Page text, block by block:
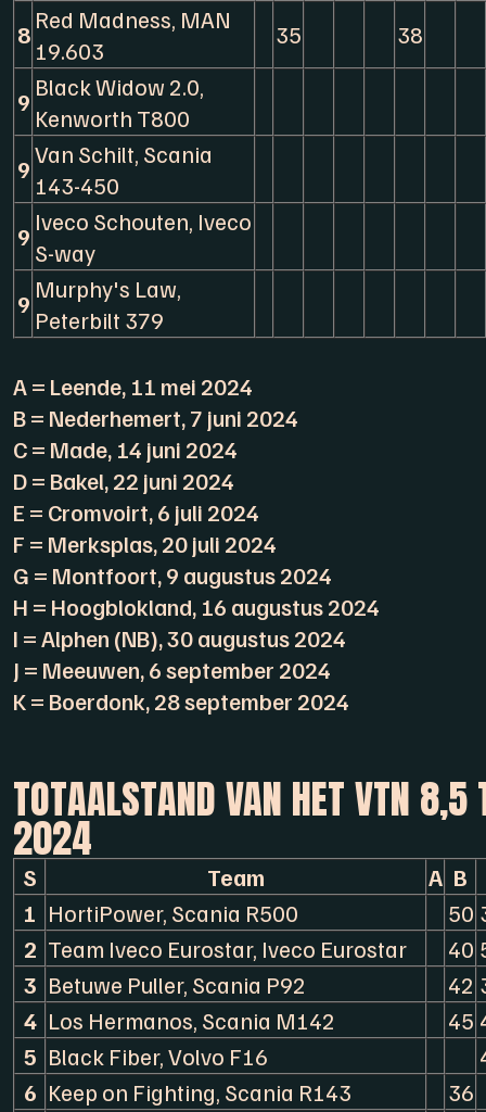
8
Red Madness, MAN
19.603
35 38
9
Black Widow 2.0,
Kenworth T800
9
Van Schilt, Scania
143-450
9
Iveco Schouten, Iveco
S-way
9
Murphy's Law,
Peterbilt 379
A = Leende, 11 mei 2024
B = Nederhemert, 7 juni 2024
C = Made, 14 juni 2024
D = Bakel, 22 juni 2024
E = Cromvoirt, 6 juli 2024
F = Merksplas, 20 juli 2024
G = Montfoort, 9 augustus 2024
H = Hoogblokland, 16 augustus 2024
I = Alphen (NB), 30 augustus 2024
J = Meeuwen, 6 september 2024
K = Boerdonk, 28 september 2024
TOTAALSTAND VAN HET VTN 8,5
2024
S Team A B
1 HortiPower, Scania R500 50
2 Team Iveco Eurostar, Iveco Eurostar 40
3 Betuwe Puller, Scania P92 42
4 Los Hermanos, Scania M142 45
5 Black Fiber, Volvo F16
6 Keep on Fighting, Scania R143
36